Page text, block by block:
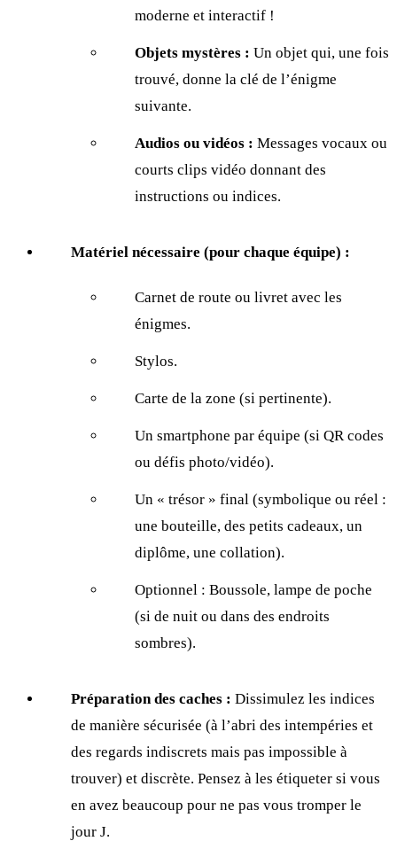
moderne et interactif !
Objets mystères : Un objet qui, une fois
trouvé, donne la clé de l’énigme
suivante.
Audios ou vidéos : Messages vocaux ou
courts clips vidéo donnant des
instructions ou indices.
Matériel nécessaire (pour chaque équipe) :
Carnet de route ou livret avec les
énigmes.
Stylos.
Carte de la zone (si pertinente).
Un smartphone par équipe (si QR codes
ou défis photo/vidéo).
Un « trésor » final (symbolique ou réel :
une bouteille, des petits cadeaux, un
diplôme, une collation).
Optionnel : Boussole, lampe de poche
(si de nuit ou dans des endroits
sombres).
Préparation des caches : Dissimulez les indices
de manière sécurisée (à l’abri des intempéries et
des regards indiscrets mais pas impossible à
trouver) et discrète. Pensez à les étiqueter si vous
en avez beaucoup pour ne pas vous tromper le
jour J.